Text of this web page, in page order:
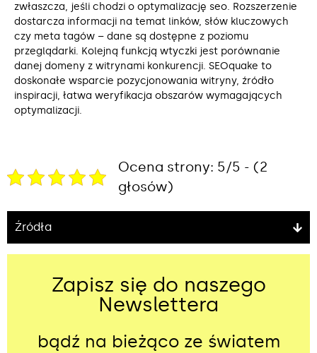
zwłaszcza, jeśli chodzi o optymalizację seo. Rozszerzenie
dostarcza informacji na temat linków, słów kluczowych
czy meta tagów – dane są dostępne z poziomu
przeglądarki. Kolejną funkcją wtyczki jest porównanie
danej domeny z witrynami konkurencji. SEOquake to
doskonałe wsparcie pozycjonowania witryny, źródło
inspiracji, łatwa weryfikacja obszarów wymagających
optymalizacji.
Ocena strony: 5/5 - (2
głosów)
Źródła
Zapisz się do naszego
Newslettera
bądź na bieżąco ze światem